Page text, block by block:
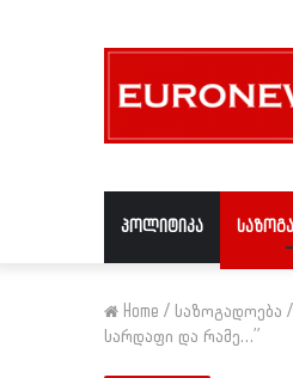
პოლიტიკა
Home / საზოგადოება /
სარდაფი და რამე…”